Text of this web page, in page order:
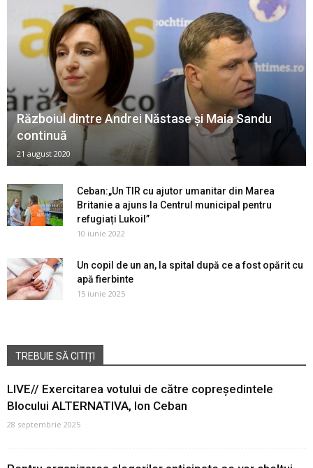
Războiul dintre Andrei Năstase și Maia Sandu
continuă
21 august 2020
Ceban:„Un TIR cu ajutor umanitar din Marea
Britanie a ajuns la Centrul municipal pentru
refugiați Lukoil”
10 iunie 2022
Un copil de un an, la spital după ce a fost opărit cu
apă fierbinte
15 iunie 2025
TREBUIE SĂ CITIȚI
LIVE// Exercitarea votului de către copreședintele
Blocului ALTERNATIVA, Ion Ceban
28 septembrie 2025